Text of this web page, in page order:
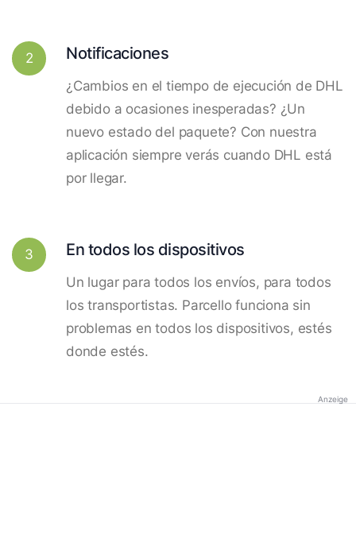
2 Notificaciones
¿Cambios en el tiempo de ejecución de DHL
debido a ocasiones inesperadas? ¿Un
nuevo estado del paquete? Con nuestra
aplicación siempre verás cuando DHL está
por llegar.
3 En todos los dispositivos
Un lugar para todos los envíos, para todos
los transportistas. Parcello funciona sin
problemas en todos los dispositivos, estés
donde estés.
Anzeige